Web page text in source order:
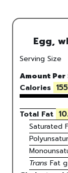
Egg,
Serving Size
Amount Per
Calories 155
Total Fat
Saturated
TransFat g